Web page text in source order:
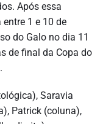
Após essa
1 e 10 de
do Galo no dia 11
de final da Copa do
Saravia
Patrick (coluna),